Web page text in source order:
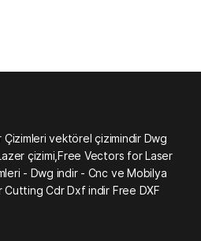
Çizimleri vektörel çizimindir Dwg
çizimi,Free Vectors for Laser
- Dwg indir - Cnc ve Mobilya
Cutting Cdr Dxf indir Free DXF